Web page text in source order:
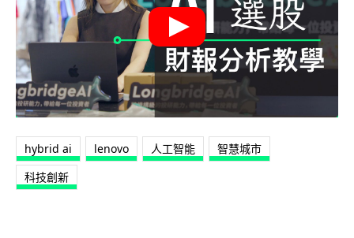
hybrid ai lenovo 人工智能
智慧城市
科技創新